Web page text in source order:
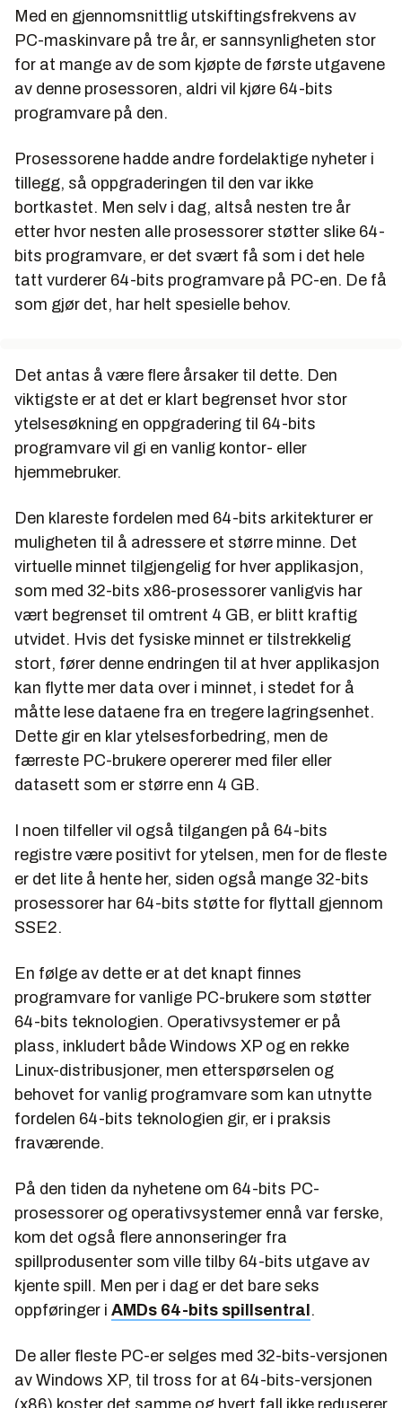
Med en gjennomsnittlig utskiftingsfrekvens av
PC-maskinvare på tre år, er sannsynligheten stor
for at mange av de som kjøpte de første utgavene
av denne prosessoren, aldri vil kjøre 64-bits
programvare på den.
Prosessorene hadde andre fordelaktige nyheter i
tillegg, så oppgraderingen til den var ikke
bortkastet. Men selv i dag, altså nesten tre år
etter hvor nesten alle prosessorer støtter slike 64-
bits programvare, er det svært få som i det hele
tatt vurderer 64-bits programvare på PC-en. De få
som gjør det, har helt spesielle behov.
Det antas å være flere årsaker til dette. Den
viktigste er at det er klart begrenset hvor stor
ytelsesøkning en oppgradering til 64-bits
programvare vil gi en vanlig kontor- eller
hjemmebruker.
Den klareste fordelen med 64-bits arkitekturer er
muligheten til å adressere et større minne. Det
virtuelle minnet tilgjengelig for hver applikasjon,
som med 32-bits x86-prosessorer vanligvis har
vært begrenset til omtrent 4 GB, er blitt kraftig
utvidet. Hvis det fysiske minnet er tilstrekkelig
stort, fører denne endringen til at hver applikasjon
kan flytte mer data over i minnet, i stedet for å
måtte lese dataene fra en tregere lagringsenhet.
Dette gir en klar ytelsesforbedring, men de
færreste PC-brukere opererer med filer eller
datasett som er større enn 4 GB.
I noen tilfeller vil også tilgangen på 64-bits
registre være positivt for ytelsen, men for de fleste
er det lite å hente her, siden også mange 32-bits
prosessorer har 64-bits støtte for flyttall gjennom
SSE2.
En følge av dette er at det knapt finnes
programvare for vanlige PC-brukere som støtter
64-bits teknologien. Operativsystemer er på
plass, inkludert både Windows XP og en rekke
Linux-distribusjoner, men etterspørselen og
behovet for vanlig programvare som kan utnytte
fordelen 64-bits teknologien gir, er i praksis
fraværende.
På den tiden da nyhetene om 64-bits PC-
prosessorer og operativsystemer ennå var ferske,
kom det også flere annonseringer fra
spillprodusenter som ville tilby 64-bits utgave av
kjente spill. Men per i dag er det bare seks
oppføringer i AMDs 64-bits spillsentral.
De aller fleste PC-er selges med 32-bits-versjonen
av Windows XP, til tross for at 64-bits-versjonen
(x86) koster det samme og hvert fall ikke reduserer